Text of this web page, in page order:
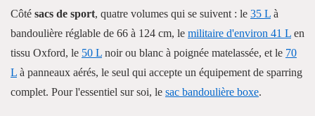
Côté sacs de sport, quatre volumes qui se suivent : le 35 L à
bandoulière réglable de 66 à 124 cm, le militaire d'environ 41 L en
tissu Oxford, le 50 L noir ou blanc à poignée matelassée, et le 70
L à panneaux aérés, le seul qui accepte un équipement de sparring
complet. Pour l'essentiel sur soi, le sac bandoulière boxe.